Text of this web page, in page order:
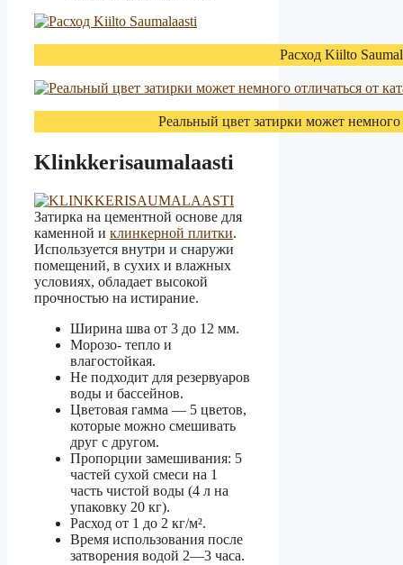
Расход Kiilto
Реальный цвет затирки может немного
Klinkkerisaumalaasti
Затирка на цементной основе для
каменной и клинкерной плитки.
Используется внутри и снаружи
помещений, в сухих и влажных
условиях, обладает высокой
прочностью на истирание.
Ширина шва от 3 до 12 мм.
Морозо- тепло и
влагостойкая.
Не подходит для резервуаров
воды и бассейнов.
Цветовая гамма — 5 цветов,
которые можно смешивать
друг с другом.
Пропорции замешивания: 5
частей сухой смеси на 1
часть чистой воды (4 л на
упаковку 20 кг).
Расход от 1 до 2 кг/м².
Время использования после
затворения водой 2—3 часа.